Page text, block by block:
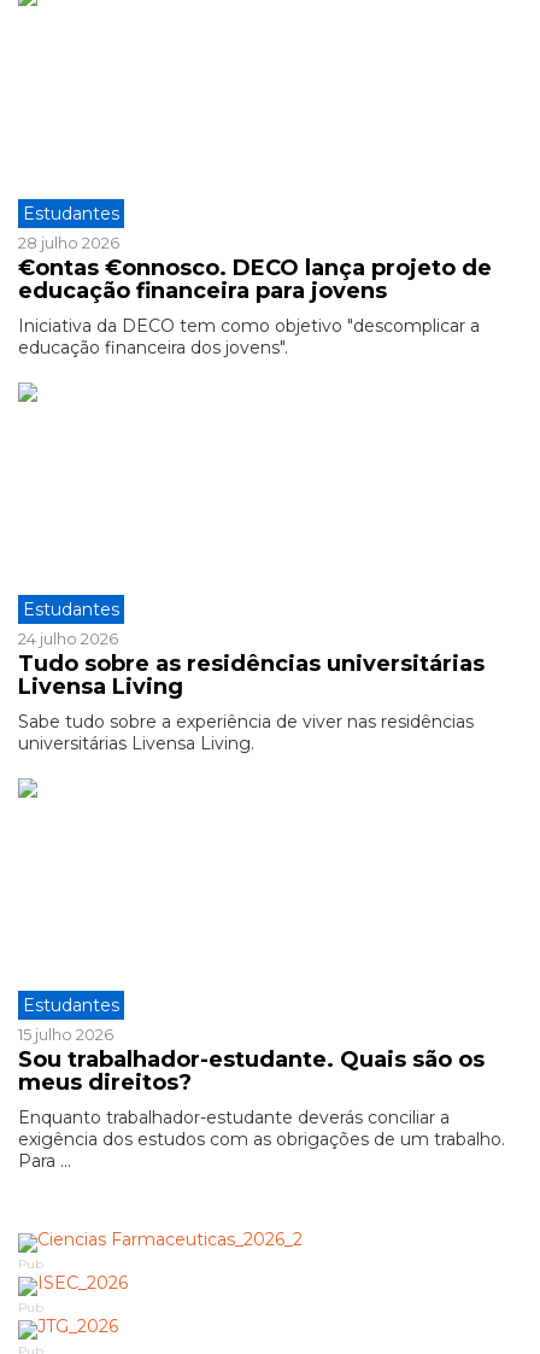
Estudantes
28 julho 2026
€ontas €onnosco. DECO lança projeto de
educação financeira para jovens
Iniciativa da DECO tem como objetivo "descomplicar a
educação financeira dos jovens".
Estudantes
24 julho 2026
Tudo sobre as residências universitárias
Livensa Living
Sabe tudo sobre a experiência de viver nas residências
universitárias Livensa Living.
Estudantes
15 julho 2026
Sou trabalhador-estudante. Quais são os
meus direitos?
Enquanto trabalhador-estudante deverás conciliar a
exigência dos estudos com as obrigações de um trabalho.
Para ...
Pub
Pub